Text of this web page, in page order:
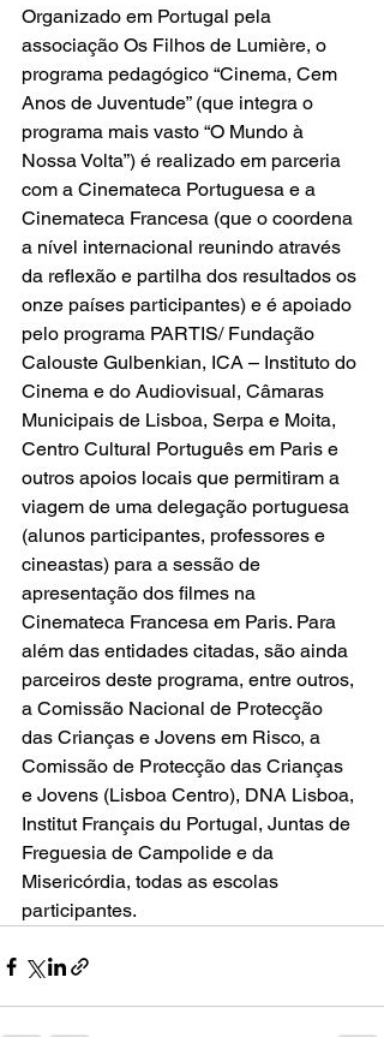
Organizado em Portugal pela
associação Os Filhos de Lumière, o
programa pedagógico “Cinema, Cem
Anos de Juventude” (que integra o
programa mais vasto “O Mundo à
Nossa Volta”) é realizado em parceria
com a Cinemateca Portuguesa e a
Cinemateca Francesa (que o coordena
a nível internacional reunindo através
da reflexão e partilha dos resultados os
onze países participantes) e é apoiado
pelo programa PARTIS/ Fundação
Calouste Gulbenkian, ICA – Instituto do
Cinema e do Audiovisual, Câmaras
Municipais de Lisboa, Serpa e Moita,
Centro Cultural Português em Paris e
outros apoios locais que permitiram a
viagem de uma delegação portuguesa
(alunos participantes, professores e
cineastas) para a sessão de
apresentação dos filmes na
Cinemateca Francesa em Paris. Para
além das entidades citadas, são ainda
parceiros deste programa, entre outros,
a Comissão Nacional de Protecção
das Crianças e Jovens em Risco, a
Comissão de Protecção das Crianças
e Jovens (Lisboa Centro), DNA Lisboa,
Institut Français du Portugal, Juntas de
Freguesia de Campolide e da
Misericórdia, todas as escolas
participantes.